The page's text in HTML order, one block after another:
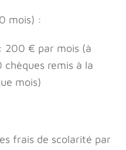
mois) :
200 € par mois (à
chèques remis à la
mois)
frais de scolarité par